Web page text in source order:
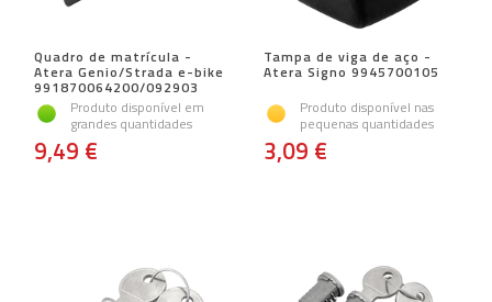
Quadro de matrícula -
Atera Genio/Strada e-bike
991870064200/092903
Produto disponível em
grandes quantidades
9,49 €
Tampa de viga de aço -
Atera Signo 9945700105
Produto disponível nas
pequenas quantidades
3,09 €